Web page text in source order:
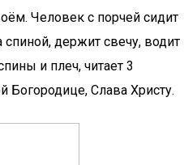
Человек с порчей сидит
спиной, держит свечу, водит
и плеч, читает 3
Богородице, Слава Христу.